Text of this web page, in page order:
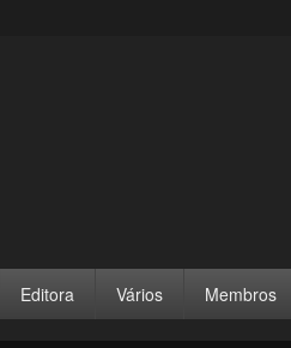
Editora Vários Membros